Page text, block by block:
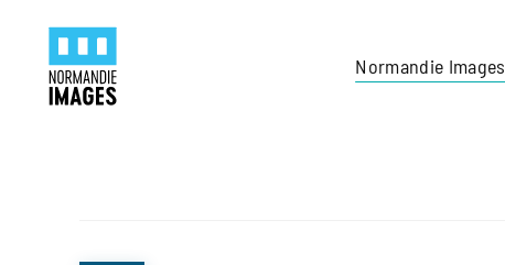
Skip to main content
Normandie Images